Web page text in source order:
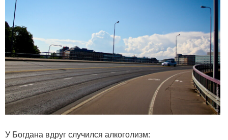
У Богдана вдруг случился алкоголизм: